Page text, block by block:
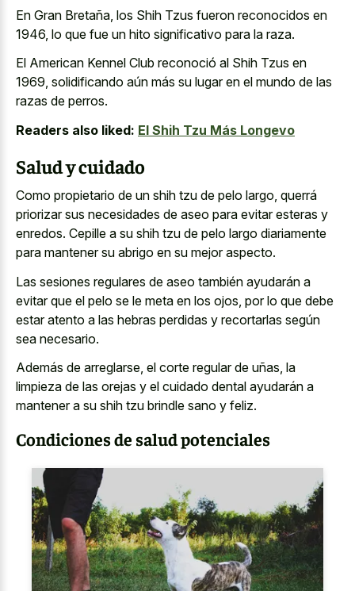
En Gran Bretaña, los Shih Tzus fueron reconocidos en
1946, lo que fue un hito significativo para la raza.
El American Kennel Club reconoció al Shih Tzus en
1969, solidificando aún más su lugar en el mundo de las
razas de perros.
Readers also liked: El Shih Tzu Más Longevo
Salud y cuidado
Como propietario de un shih tzu de pelo largo, querrá
priorizar sus necesidades de aseo para evitar esteras y
enredos. Cepille a su shih tzu de pelo largo diariamente
para mantener su abrigo en su mejor aspecto.
Las sesiones regulares de aseo también ayudarán a
evitar que el pelo se le meta en los ojos, por lo que debe
estar atento a las hebras perdidas y recortarlas según
sea necesario.
Además de arreglarse, el corte regular de uñas, la
limpieza de las orejas y el cuidado dental ayudarán a
mantener a su shih tzu brindle sano y feliz.
Condiciones de salud potenciales